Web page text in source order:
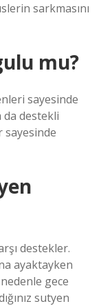
sarkmasını
mu?
sayesinde
destekli
sayesinde
destekler.
ayaktayken
gece
sutyen